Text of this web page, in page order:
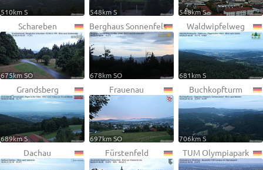
510km S 548km S 548km S
Schareben
675km SO
Berghaus Sonnenfels
678km SO
Waldwipfelweg
681km S
Grandsberg
689km S
Frauenau
697km SO
Buchkopfturm
706km S
Dachau Fürstenfeld TUM Olympiapark